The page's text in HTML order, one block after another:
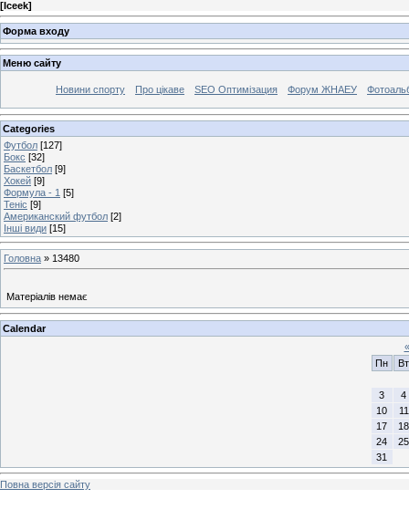
[Iceek]
Форма входу
Меню сайту
Новини спорту Про цікаве SEO Оптимізация Форум ЖНАЕУ
Categories
Футбол [127]
Бокс [32]
Баскетбол [9]
Хокей [9]
Формула - 1 [5]
Теніс [9]
Американский футбол [2]
Інші види [15]
Головна » 13480
Матеріалів немає
Calendar
«
Пн
Вт
3
4
10
11
17
18
24
25
31
Повна версія сайту